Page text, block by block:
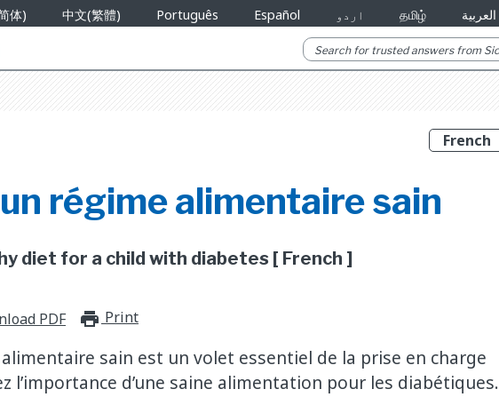
体) 中文(繁體) Português Español اردو தமிழ் العربية
régime alimentaire sain
diet for a child with diabetes [ French ]
PDF print_for_offline
Print
sain est un volet essentiel de la prise en charge
l’importance d’une saine alimentation pour les diabétiques.